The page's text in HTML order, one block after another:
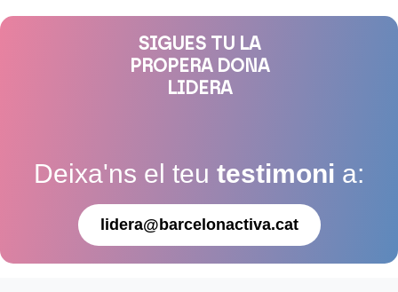
SIGUES TU LA
PROPERA DONA
LIDERA
Deixa'ns el teu testimoni a:
lidera@barcelonactiva.cat